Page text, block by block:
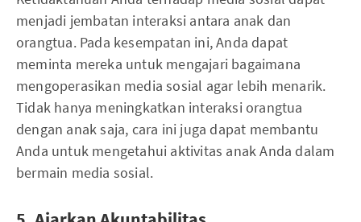
menjadi jembatan interaksi antara anak dan
orangtua. Pada kesempatan ini, Anda dapat
meminta mereka untuk mengajari bagaimana
mengoperasikan media sosial agar lebih menarik.
Tidak hanya meningkatkan interaksi orangtua
dengan anak saja, cara ini juga dapat membantu
Anda untuk mengetahui aktivitas anak Anda dalam
bermain media sosial.